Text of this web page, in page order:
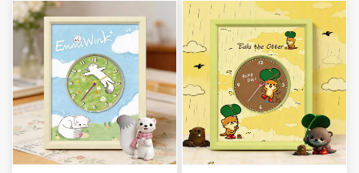
Производителя.